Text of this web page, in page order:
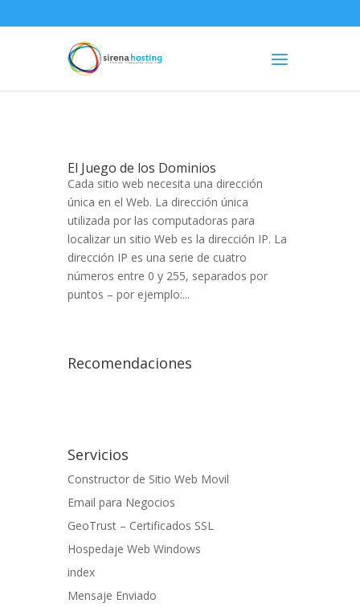
El Juego de los Dominios
Cada sitio web necesita una dirección
única en el Web. La dirección única
utilizada por las computadoras para
localizar un sitio Web es la dirección IP. La
dirección IP es una serie de cuatro
números entre 0 y 255, separados por
puntos – por ejemplo:...
Recomendaciones
Servicios
Constructor de Sitio Web Movil
Email para Negocios
GeoTrust – Certificados SSL
Hospedaje Web Windows
index
Mensaje Enviado